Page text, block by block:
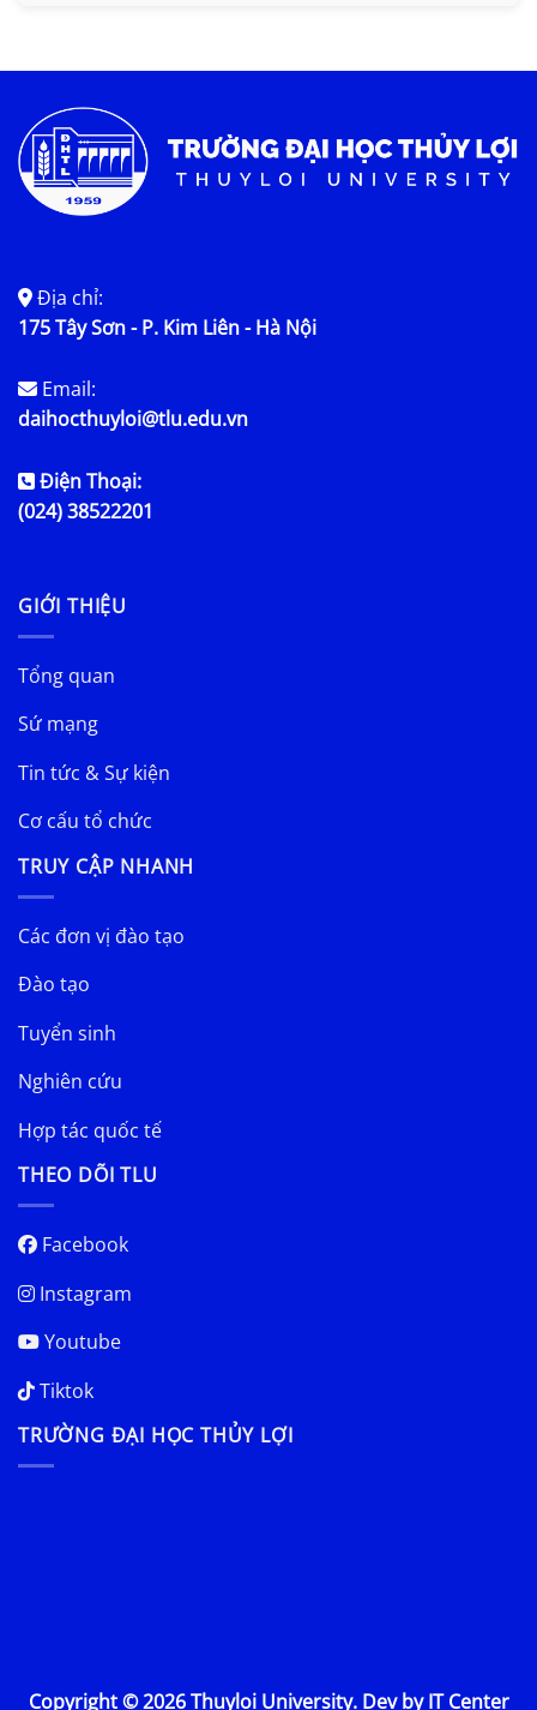
Tin tức chung
Địa chỉ:
175 Tây Sơn - P. Kim Liên - Hà Nội
Email:
daihocthuyloi@tlu.edu.vn
Điện Thoại:
(024) 38522201
GIỚI THIỆU
Tổng quan
Sứ mạng
Tin tức & Sự kiện
Cơ cấu tổ chức
TRUY CẬP NHANH
Các đơn vị đào tạo
Đào tạo
Tuyển sinh
Nghiên cứu
Hợp tác quốc tế
THEO DÕI TLU
Facebook
Instagram
Youtube
Tiktok
TRƯỜNG ĐẠI HỌC THỦY LỢI
Copyright © 2026 Thuyloi University. Dev by IT Center